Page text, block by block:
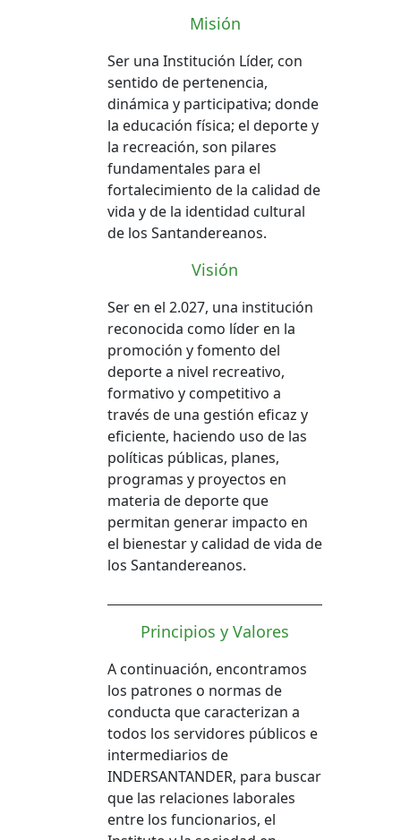
Misión
Ser una Institución Líder, con
sentido de pertenencia,
dinámica y participativa; donde
la educación física; el deporte y
la recreación, son pilares
fundamentales para el
fortalecimiento de la calidad de
vida y de la identidad cultural
de los Santandereanos.
Visión
Ser en el 2.027, una institución
reconocida como líder en la
promoción y fomento del
deporte a nivel recreativo,
formativo y competitivo a
través de una gestión eficaz y
eficiente, haciendo uso de las
políticas públicas, planes,
programas y proyectos en
materia de deporte que
permitan generar impacto en
el bienestar y calidad de vida de
los Santandereanos.
Principios y Valores
A continuación, encontramos
los patrones o normas de
conducta que caracterizan a
todos los servidores públicos e
intermediarios de
INDERSANTANDER, para buscar
que las relaciones laborales
entre los funcionarios, el